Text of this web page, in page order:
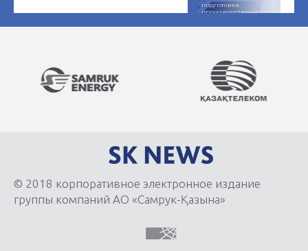
© 2018 корпоративное электронное издание
группы компаний АО «Самрук-Қазына»